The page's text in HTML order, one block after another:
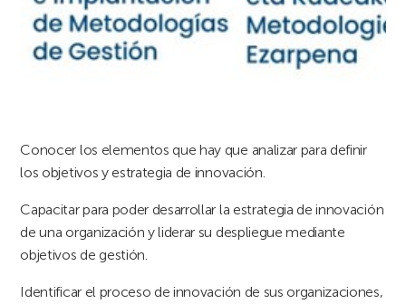
Conocer los elementos que hay que analizar para definir
los objetivos y estrategia de innovación.
Capacitar para poder desarrollar la estrategia de innovación
de una organización y liderar su despliegue mediante
objetivos de gestión.
Identificar el proceso de innovación de sus organizaciones,